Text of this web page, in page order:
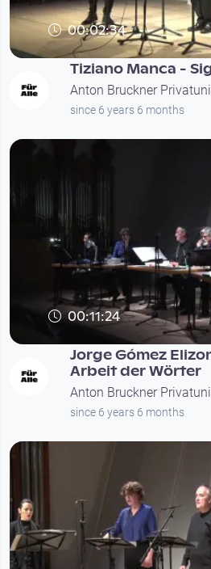
00:02:34
Tiziano Manca -
Anton Bruckner
since 6 years 6 months
00:11:24
Jorge Gómez
Arbeit der Wörter
Anton Bruckner
since 6 years 6 months